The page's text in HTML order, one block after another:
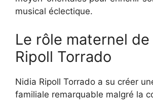
musical éclectique.
Le rôle maternel
Ripoll Torrado
Nidia Ripoll Torrado a su créer
familiale remarquable malgré la